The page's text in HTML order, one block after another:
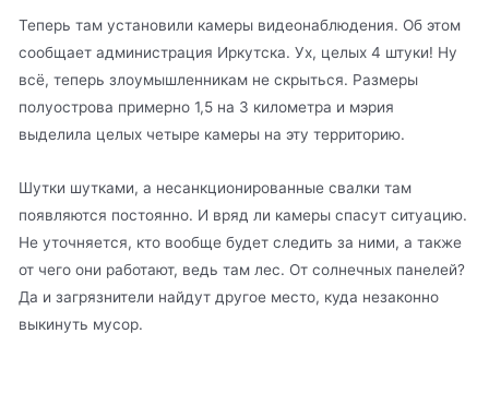
Теперь там установили камеры видеонаблюдения. Об этом
сообщает администрация Иркутска. Ух, целых 4 штуки! Ну
всё, теперь злоумышленникам не скрыться. Размеры
полуострова примерно 1,5 на 3 километра и мэрия
выделила целых четыре камеры на эту территорию.
Шутки шутками, а несанкционированные свалки там
появляются постоянно. И вряд ли камеры спасут ситуацию.
Не уточняется, кто вообще будет следить за ними, а также
от чего они работают, ведь там лес. От солнечных панелей?
Да и загрязнители найдут другое место, куда незаконно
выкинуть мусор.